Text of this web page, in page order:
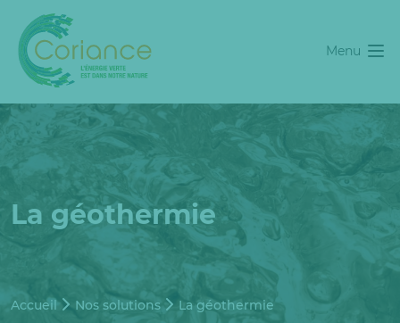
Menu
La géothermie
Accueil Nos solutions La géothermie